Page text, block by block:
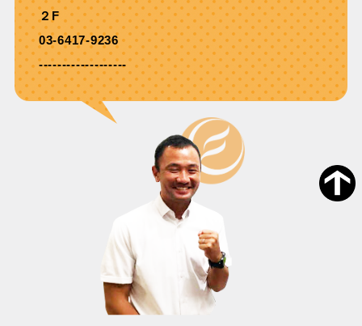
２F
03-6417-9236
-------------------